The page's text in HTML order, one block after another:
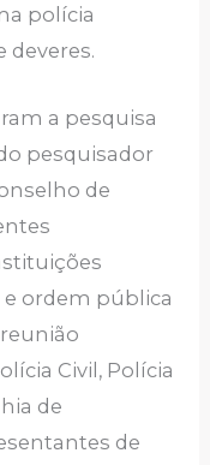
polícia
a pesquisa
pesquisador
de
ordem pública
Civil, Polícia
de
de